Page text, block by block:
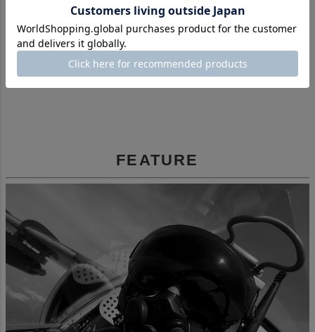
【経年変化 - Aging 】
本革は、使い込むほどに色艶や質感が変化し、自分だけ
のオリジナルアイテムへと育ちます。
手入れを重ねることで、革の魅力が増し、豊かな時間を
過ごすことができます。
FEATURE